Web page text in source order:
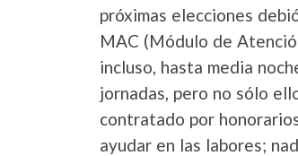
próximas elecciones
MAC (Módulo de
incluso, hasta media
jornadas, pero no sólo
contratado por
ayudar en las labores;